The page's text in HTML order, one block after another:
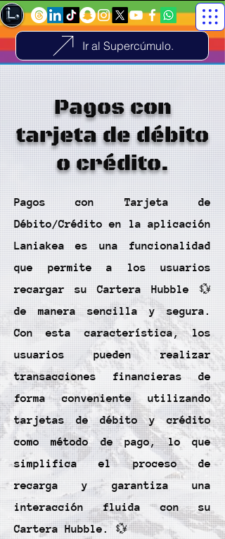
Ir al Supercúmulo.
Pagos con
tarjeta de débito
o crédito.
Pagos con Tarjeta de
Débito/Crédito en la aplicación
Laniakea es una funcionalidad
que permite a los usuarios
recargar su Cartera Hubble 💱
de manera sencilla y segura.
Con esta característica, los
usuarios pueden realizar
transacciones financieras de
forma conveniente utilizando
tarjetas de débito y crédito
como método de pago, lo que
simplifica el proceso de
recarga y garantiza una
interacción fluida con su
Cartera Hubble. 💱